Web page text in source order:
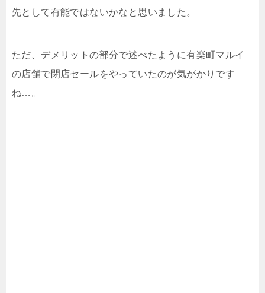
先として有能ではないかなと思いました。
ただ、デメリットの部分で述べたように有楽町マルイ
の店舗で閉店セールをやっていたのが気がかりです
ね…。